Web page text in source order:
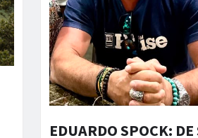
EDUARDO SPOCK: